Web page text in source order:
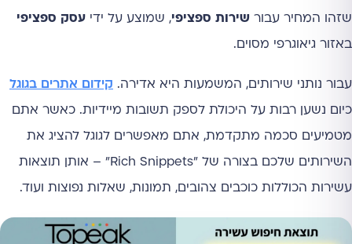
שזהו המחיר עבור שירות ספציפי, שמוצע על ידי עסק ספציפי
באזור גיאוגרפי מסוים.
עבור נותני שירותים, המשמעות היא אדירה. קידום אתרים בגוגל
כיום נשען רבות על היכולת לספק תשובות מיידיות. כאשר אתם
מטמיעים סכמה מתקדמת, אתם מאפשרים לגוגל להציג את
השירותים שלכם בצורה של "Rich Snippets" – אותן תוצאות
עשירות הכוללות כוכבים צהובים, תמונות, שאלות נפוצות ועוד.